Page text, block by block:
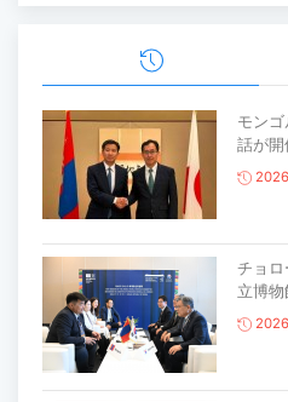
モン
話が
チョ
立博